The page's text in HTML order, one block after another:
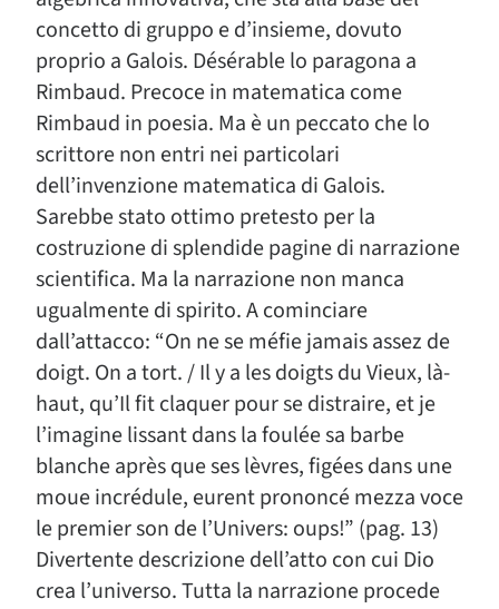
concetto di gruppo e d’insieme, dovuto
proprio a Galois. Désérable lo paragona a
Rimbaud. Precoce in matematica come
Rimbaud in poesia. Ma è un peccato che lo
scrittore non entri nei particolari
dell’invenzione matematica di Galois.
Sarebbe stato ottimo pretesto per la
costruzione di splendide pagine di narrazione
scientifica. Ma la narrazione non manca
ugualmente di spirito. A cominciare
dall’attacco: “On ne se méfie jamais assez de
doigt. On a tort. / Il y a les doigts du Vieux, là-
haut, qu’Il fit claquer pour se distraire, et je
l’imagine lissant dans la foulée sa barbe
blanche après que ses lèvres, figées dans une
moue incrédule, eurent prononcé mezza voce
le premier son de l’Univers: oups!” (pag. 13)
Divertente descrizione dell’atto con cui Dio
crea l’universo. Tutta la narrazione procede